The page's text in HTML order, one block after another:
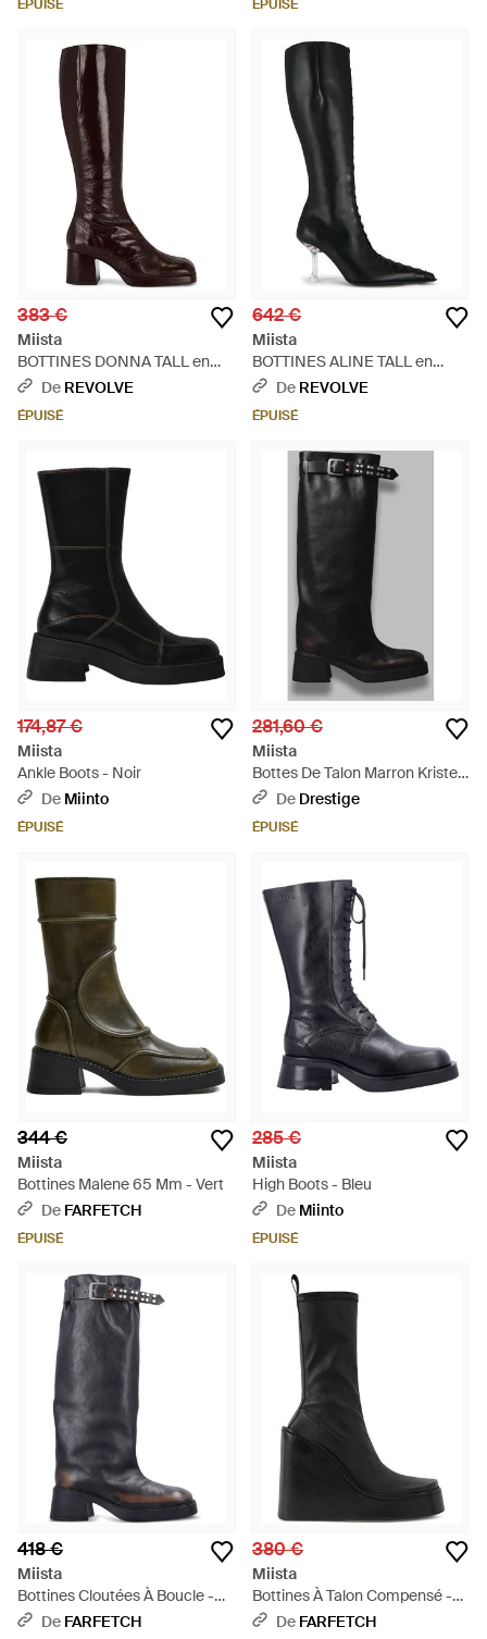
ÉPUISÉ ÉPUISÉ
383 €
Miista
BOTTINES DONNA TALL en
Brown - Marron
De REVOLVE
ÉPUISÉ
642 €
Miista
BOTTINES ALINE TALL en
Black - Noir
De REVOLVE
ÉPUISÉ
174,87 €
Miista
Ankle Boots - Noir
De Miinto
ÉPUISÉ
281,60 €
Miista
Bottes De Talon Marron Kristel
- Noir
De Drestige
ÉPUISÉ
344 €
Miista
Bottines Malene 65 Mm - Vert
De FARFETCH
ÉPUISÉ
285 €
Miista
High Boots - Bleu
De Miinto
ÉPUISÉ
418 €
Miista
Bottines Cloutées À Boucle -
BleuDe FARFETCH
380 €
Miista
Bottines À Talon Compensé -
NoirDe FARFETCH